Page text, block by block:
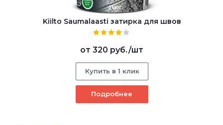
Kiilto Saumalaasti затирка для швов
от 320 руб./шт
Купить в 1 клик
Подробнее